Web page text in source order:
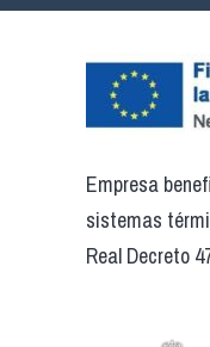
Empresa
sistemas
Real Decreto